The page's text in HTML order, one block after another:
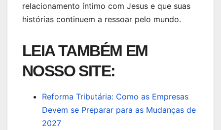
relacionamento íntimo com Jesus e que suas
histórias continuem a ressoar pelo mundo.
LEIA TAMBÉM EM
NOSSO SITE:
Reforma Tributária: Como as Empresas
Devem se Preparar para as Mudanças de
2027